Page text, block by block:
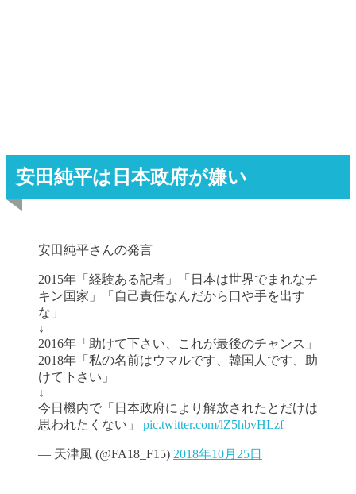
安田純平は日本政府が嫌い
安田純平さんの発言
2015年「経験ある記者」「日本は世界でまれなチ
キン国家」「自己責任なんだから口や手を出す
な」
↓
2016年「助けて下さい、これが最後のチャンス」
2018年「私の名前はウマルです、韓国人です、助
けて下さい」
↓
今日機内で「日本政府により解放されたとだけは
思われたくない」 pic.twitter.com/lZ5hbvHLzf
— 天津風 (@FA18_F15) 2018年10月25日